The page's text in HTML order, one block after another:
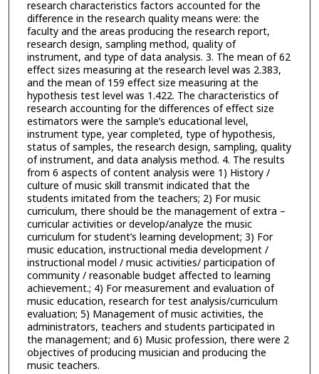
research characteristics factors accounted for the
difference in the research quality means were: the
faculty and the areas producing the research report,
research design, sampling method, quality of
instrument, and type of data analysis. 3. The mean of 62
effect sizes measuring at the research level was 2.383,
and the mean of 159 effect size measuring at the
hypothesis test level was 1.422. The characteristics of
research accounting for the differences of effect size
estimators were the sample’s educational level,
instrument type, year completed, type of hypothesis,
status of samples, the research design, sampling, quality
of instrument, and data analysis method. 4. The results
from 6 aspects of content analysis were 1) History /
culture of music skill transmit indicated that the
students imitated from the teachers; 2) For music
curriculum, there should be the management of extra –
curricular activities or develop/analyze the music
curriculum for student’s learning development; 3) For
music education, instructional media development /
instructional model / music activities/ participation of
community / reasonable budget affected to learning
achievement.; 4) For measurement and evaluation of
music education, research for test analysis/curriculum
evaluation; 5) Management of music activities, the
administrators, teachers and students participated in
the management; and 6) Music profession, there were 2
objectives of producing musician and producing the
music teachers.